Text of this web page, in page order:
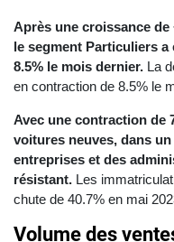
Après une croissance de
le segment Particuliers
8.5% le mois dernier. La
en contraction de 8.5% le
Avec une contraction de
voitures neuves, dans un
entreprises et des
résistant. Les
chute de 40.7% en mai